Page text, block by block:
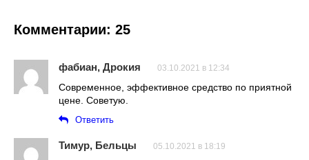
Комментарии: 25
фабиан, Дрокия 03.10.2021 в 12:34
Современное, эффективное средство по приятной
цене. Советую.
Ответить
Тимур, Бельцы 05.10.2021 в 18:19